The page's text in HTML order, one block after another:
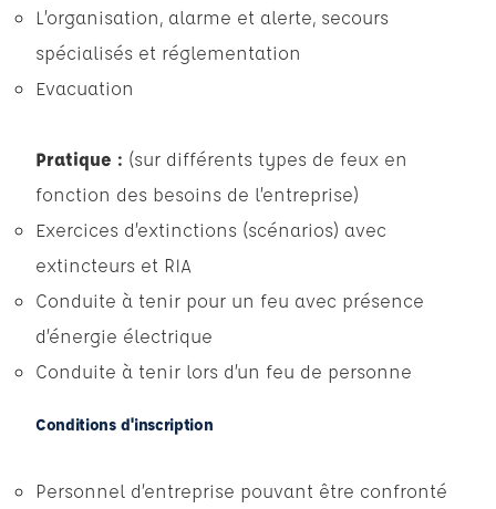
L’organisation, alarme et alerte, secours
spécialisés et réglementation
Evacuation
Pratique : (sur différents types de feux en
fonction des besoins de l’entreprise)
Exercices d’extinctions (scénarios) avec
extincteurs et RIA
Conduite à tenir pour un feu avec présence
d’énergie électrique
Conduite à tenir lors d’un feu de personne
Conditions d'inscription
Personnel d’entreprise pouvant être confronté